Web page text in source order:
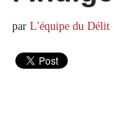
par L'équipe du Délit